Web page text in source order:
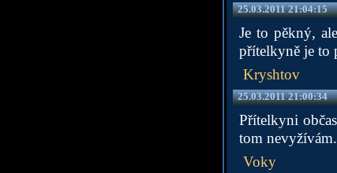
25.03.2011 21:04:15
Je to pěkný,
přítelkyně je to
Kryshtov
25.03.2011 21:00:34
Přítelkyni
tom nevyžívám.
Voky